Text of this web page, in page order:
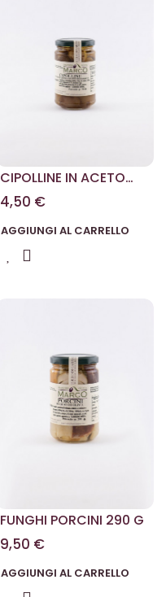
CIPOLLINE IN ACETO
BALSAMICO 290 G
4,50 €
AGGIUNGI AL CARRELLO
FUNGHI PORCINI 290 G
9,50 €
AGGIUNGI AL CARRELLO